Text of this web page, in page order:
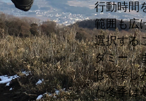
行動時間
範囲も広
選択する
ダミー。
じて楽し
た冬季は